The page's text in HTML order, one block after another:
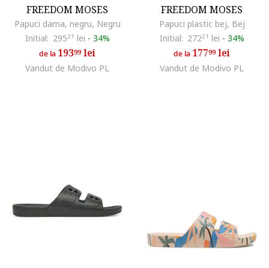
FREEDOM MOSES
Papuci dama, negru, Negru
Initial: 29521 lei - 34%
de la 19399lei
Vandut de Modivo PL
FREEDOM MOSES
Papuci plastic bej, Bej
Initial: 27221 lei - 34%
de la 17799lei
Vandut de Modivo PL